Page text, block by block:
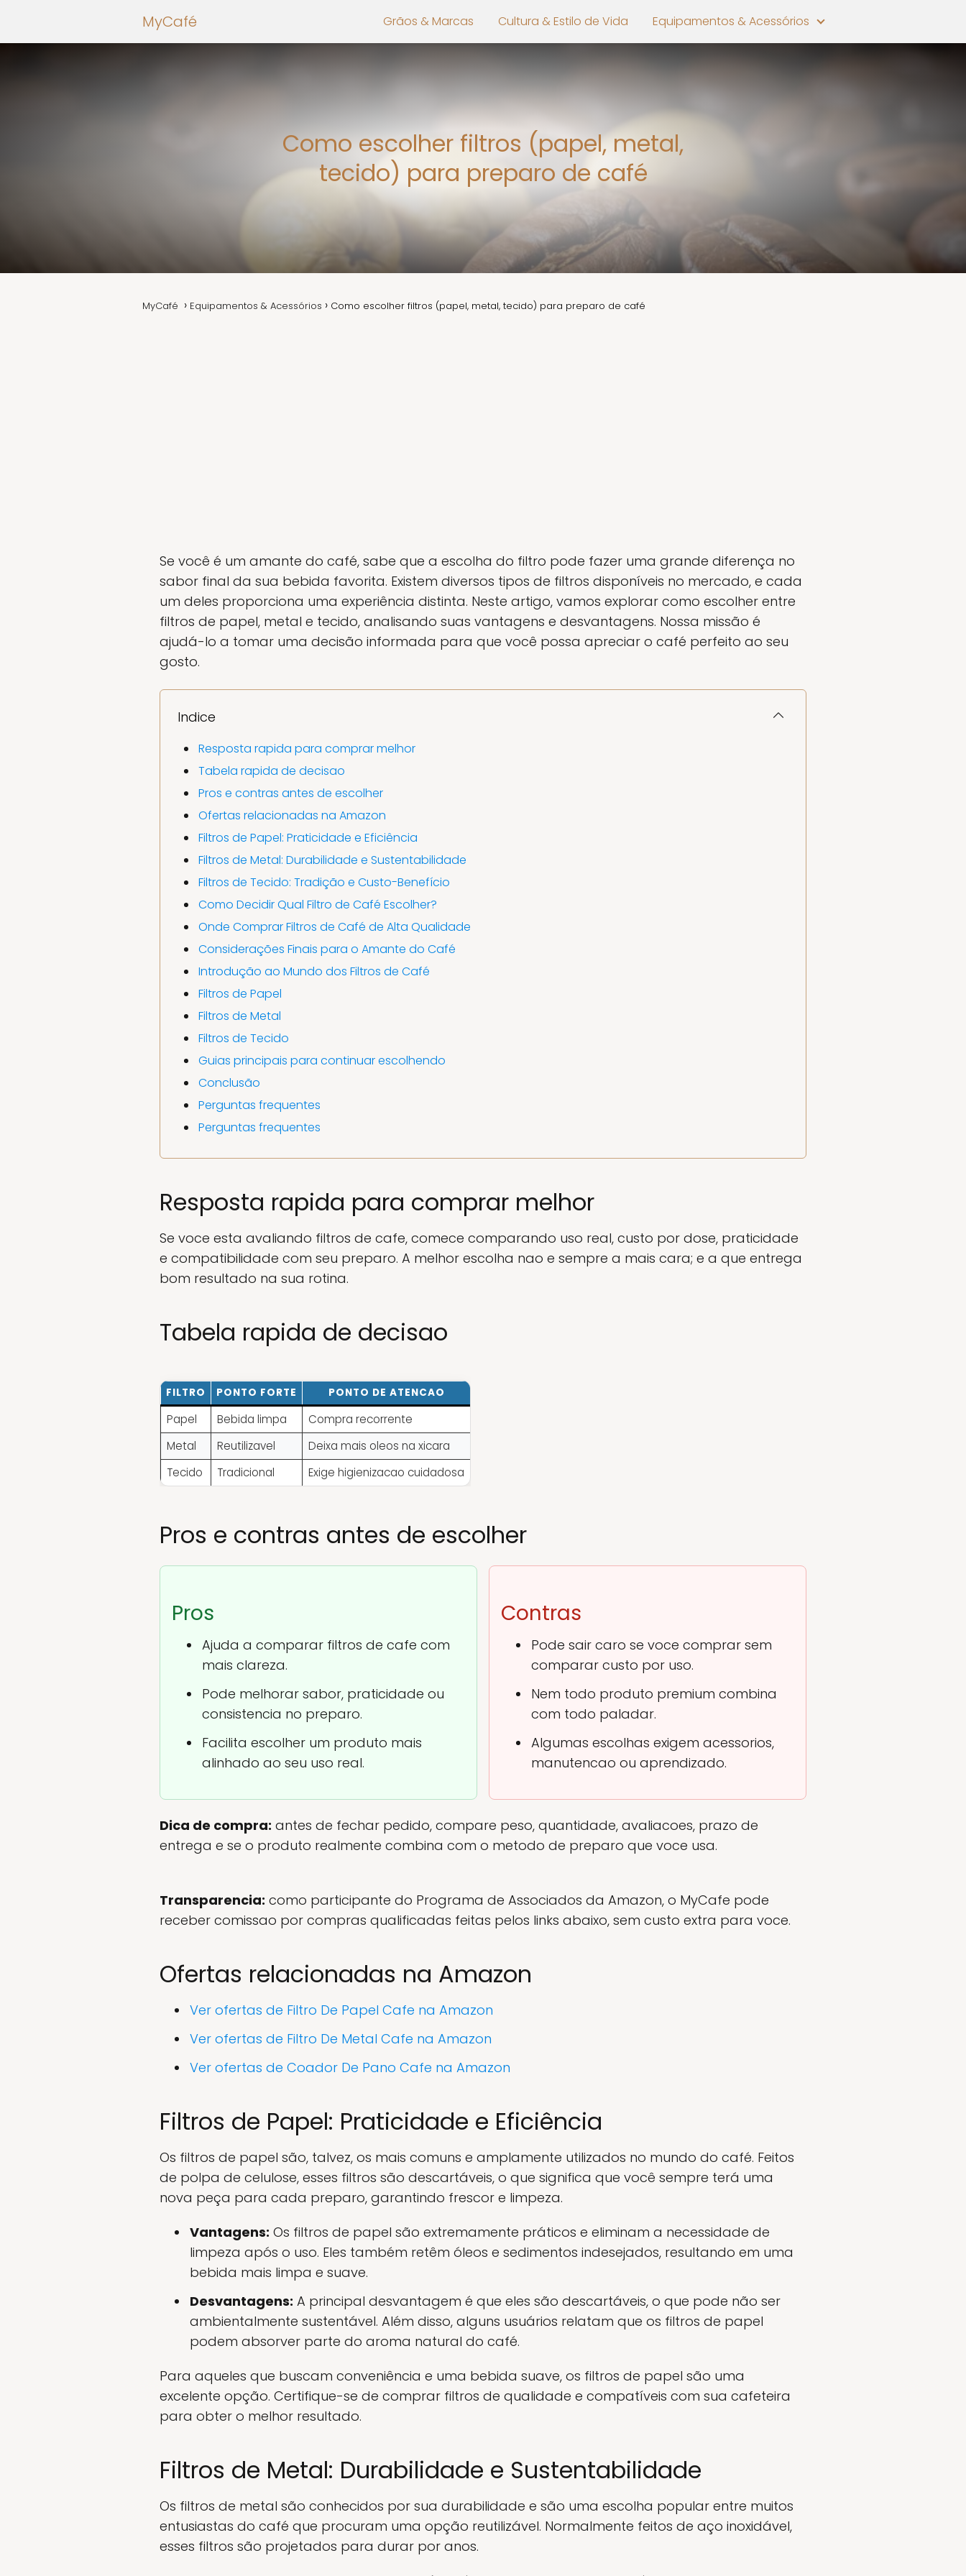
MyCafé Grãos & Marcas Cultura & Estilo de Vida Equipamentos & Acessórios
Como escolher filtros (papel, metal,
tecido) para preparo de café
MyCafé Equipamentos & Acessórios Como escolher filtros (papel, metal, tecido) para preparo de café
Se você é um amante do café, sabe que a escolha do filtro pode fazer uma grande diferença no
sabor final da sua bebida favorita. Existem diversos tipos de filtros disponíveis no mercado, e cada
um deles proporciona uma experiência distinta. Neste artigo, vamos explorar como escolher entre
filtros de papel, metal e tecido, analisando suas vantagens e desvantagens. Nossa missão é
ajudá-lo a tomar uma decisão informada para que você possa apreciar o café perfeito ao seu
gosto.
Indice
Resposta rapida para comprar melhor
Tabela rapida de decisao
Pros e contras antes de escolher
Ofertas relacionadas na Amazon
Filtros de Papel: Praticidade e Eficiência
Filtros de Metal: Durabilidade e Sustentabilidade
Filtros de Tecido: Tradição e Custo-Benefício
Como Decidir Qual Filtro de Café Escolher?
Onde Comprar Filtros de Café de Alta Qualidade
Considerações Finais para o Amante do Café
Introdução ao Mundo dos Filtros de Café
Filtros de Papel
Filtros de Metal
Filtros de Tecido
Guias principais para continuar escolhendo
Conclusão
Perguntas frequentes
Perguntas frequentes
Resposta rapida para comprar melhor
Se voce esta avaliando filtros de cafe, comece comparando uso real, custo por dose, praticidade
e compatibilidade com seu preparo. A melhor escolha nao e sempre a mais cara; e a que entrega
bom resultado na sua rotina.
Tabela rapida de decisao
FILTRO PONTO FORTE PONTO DE ATENCAO
Papel Bebida limpa
Compra recorrente
Metal
Reutilizavel
Deixa mais oleos na xicara
Tecido
Tradicional Exige higienizacao cuidadosa
Pros e contras antes de escolher
Pros
Ajuda a comparar filtros de cafe com
mais clareza.
Pode melhorar sabor, praticidade ou
consistencia no preparo.
Facilita escolher um produto mais
alinhado ao seu uso real.
Contras
Pode sair caro se voce comprar sem
comparar custo por uso.
Nem todo produto premium combina
com todo paladar.
Algumas escolhas exigem acessorios,
manutencao ou aprendizado.
Dica de compra: antes de fechar pedido, compare peso, quantidade, avaliacoes, prazo de
entrega e se o produto realmente combina com o metodo de preparo que voce usa.
Transparencia: como participante do Programa de Associados da Amazon, o MyCafe pode
receber comissao por compras qualificadas feitas pelos links abaixo, sem custo extra para voce.
Ofertas relacionadas na Amazon
Ver ofertas de Filtro De Papel Cafe na Amazon
Ver ofertas de Filtro De Metal Cafe na Amazon
Ver ofertas de Coador De Pano Cafe na Amazon
Filtros de Papel: Praticidade e Eficiência
Os filtros de papel são, talvez, os mais comuns e amplamente utilizados no mundo do café. Feitos
de polpa de celulose, esses filtros são descartáveis, o que significa que você sempre terá uma
nova peça para cada preparo, garantindo frescor e limpeza.
Vantagens: Os filtros de papel são extremamente práticos e eliminam a necessidade de
limpeza após o uso. Eles também retêm óleos e sedimentos indesejados, resultando em uma
bebida mais limpa e suave.
Desvantagens: A principal desvantagem é que eles são descartáveis, o que pode não ser
ambientalmente sustentável. Além disso, alguns usuários relatam que os filtros de papel
podem absorver parte do aroma natural do café.
Para aqueles que buscam conveniência e uma bebida suave, os filtros de papel são uma
excelente opção. Certifique-se de comprar filtros de qualidade e compatíveis com sua cafeteira
para obter o melhor resultado.
Filtros de Metal: Durabilidade e Sustentabilidade
Os filtros de metal são conhecidos por sua durabilidade e são uma escolha popular entre muitos
entusiastas do café que procuram uma opção reutilizável. Normalmente feitos de aço inoxidável,
esses filtros são projetados para durar por anos.